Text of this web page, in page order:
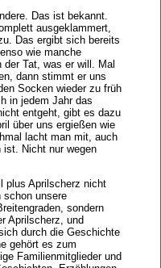
Das ist bekannt.
ausgeklammert,
Das ergibt sich bereits
wie manche
Tat, was er will. Mal
dann stimmt er uns
Socken wieder zu früh
in jedem Jahr das
entgeht, gibt es dazu
über uns ergießen wie
lacht man mit, auch
ist. Nicht nur wegen
plus Aprilscherz nicht
schon unsere
sondern
Aprilscherz, und
durch die Geschichte
gehört es zum
Familienmitglieder und